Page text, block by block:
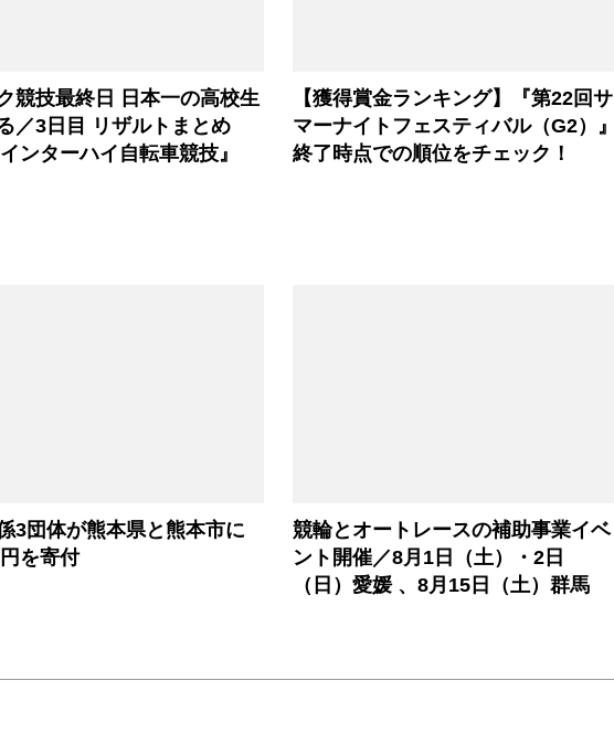
競技最終日 日本一の高校生
／3日目 リザルトまとめ
インターハイ自転車競技』
【獲得賞金ランキング】『第22回サ
マーナイトフェスティバル（G2）』
終了時点での順位をチェック！
3団体が熊本県と熊本市に
を寄付
競輪とオートレースの補助事業イベ
ント開催／8月1日（土）・2日
（日）愛媛 、8月15日（土）群馬